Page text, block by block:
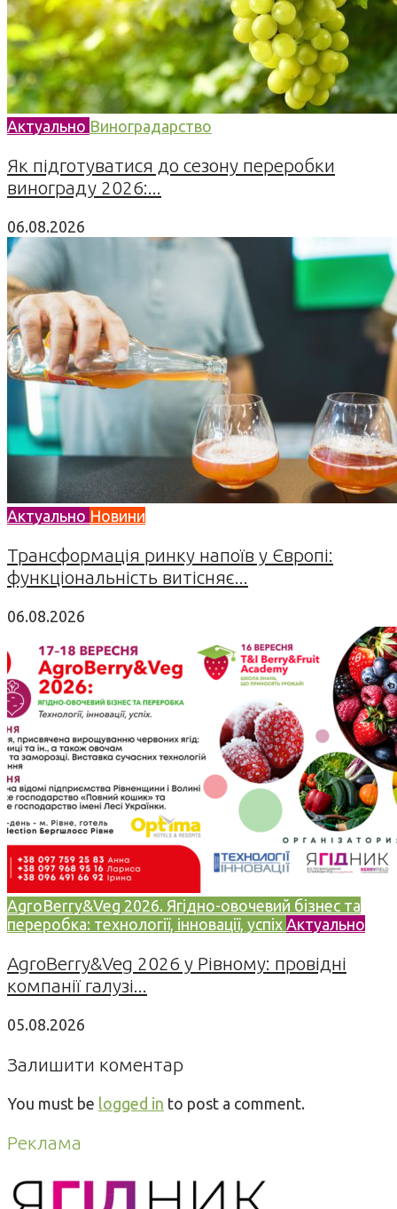
Актуально Виноградарство
Як підготуватися до сезону переробки
винограду 2026:...
06.08.2026
Актуально Новини
Трансформація ринку напоїв у Європі:
функціональність витісняє...
06.08.2026
AgroBerry&Veg 2026. Ягідно-овочевий бізнес та
переробка: технології, інновації, успіх Актуально
AgroBerry&Veg 2026 у Рівному: провідні
компанії галузі...
05.08.2026
Залишити коментар
You must be logged in to post a comment.
Реклама